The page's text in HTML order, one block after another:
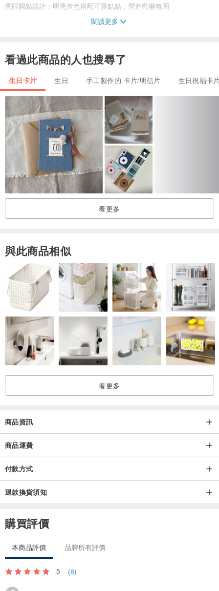
亮眼圓點設計：明亮黃色搭配可愛點點，營造歡樂氛圍
作為派對驚喜道具或拍照小道具
📏 商品資訊
尺寸：9cm × 22cm × 1.5cm
重量：約 30g
內容物：爆炸卡片 1 張 + 書寫內頁 + OPP 包裝袋
製造地：韓國
🎈 Popperoni 是韓國人氣設計品牌，累積銷售超過 30 萬張，顧客評
價超過 18,000 筆。
我們相信，值得慶祝的每一刻，都應該充滿驚喜與溫度。
此外，Popperoni 堅持環保理念，所有卡片皆使用通過 FSC 認證的紙
張製作。
我們相信，每一份驚喜，也能為地球帶來正面的影響。
閱讀更多
看過此商品的人也搜尋了
生日卡片 生日 手工製作的 卡片/明信片 生日祝福卡
看更多
與此商品相似
看更多
商品資訊
商品運費
付款方式
退款換貨須知
購買評價
本商品評價 品牌所有評價
5 (6)